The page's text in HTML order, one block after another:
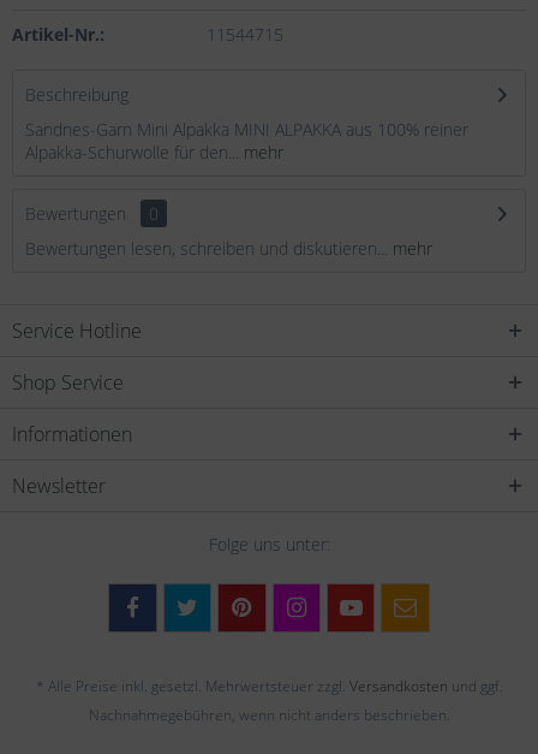
Artikel-Nr.: 11544715
Beschreibung
Sandnes-Garn Mini Alpakka MINI ALPAKKA aus 100% reiner
Alpakka-Schurwolle für den... mehr
Bewertungen
0
Bewertungen lesen, schreiben und diskutieren... mehr
Service Hotline
Shop Service
Informationen
Newsletter
Folge uns unter:
* Alle Preise inkl. gesetzl. Mehrwertsteuer zzgl. Versandkosten und ggf.
Nachnahmegebühren, wenn nicht anders beschrieben.